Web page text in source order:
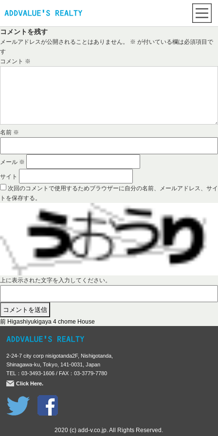
コメントを残す
メールアドレスが公開されることはありません。 ※ が付いている欄は必須項目で
す
コメント ※
名前 ※
メール ※
サイト
次回のコメントで使用するためブラウザーに自分の名前、メールアドレス、サイ
トを保存する。
上に表示された文字を入力してください。
投
稿
ビ
ゲ
ー
シ
ョ
前 前
投
:
Higashiyukigaya 4 chome House
2-24-7 city corp nisigotanda2F, Nishigotanda,
Shinagawa-ku, Tokyo, 141-0031, Japan
TEL：03-3493-1606 / FAX：03-3779-7780
Click Here.
2020 (c) add-v.co.jp. All Rights Reserved.